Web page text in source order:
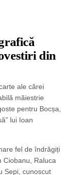
din
ale cărei
măiestrie
pentru Bocșa,
lui Ioan
fel de îndrăgiți
Ciobanu, Raluca
Sepi, cunoscut